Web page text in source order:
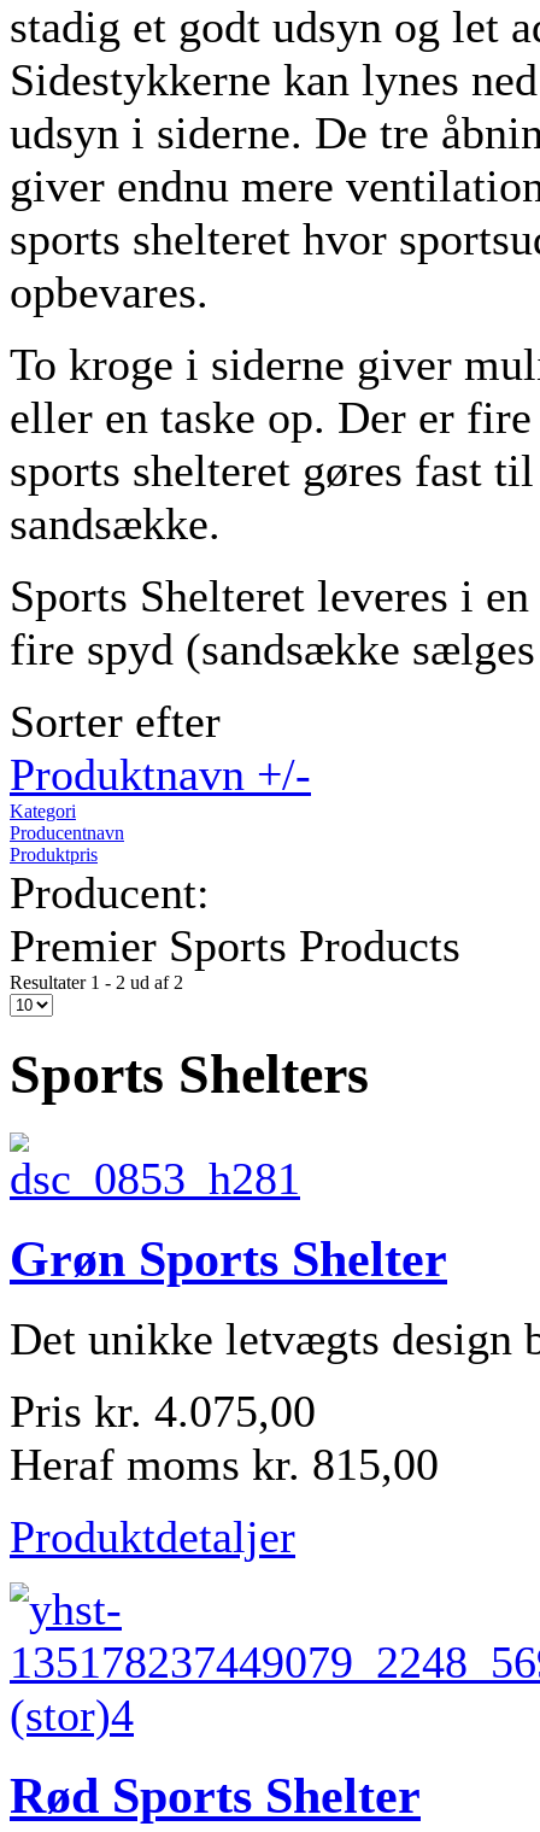
stadig et godt udsyn og let
Sidestykkerne kan lynes
udsyn i siderne. De tre
giver endnu mere
sports shelteret hvor
opbevares.
To kroge i siderne giver
eller en taske op. Der er
sports shelteret gøres fast
sandsække.
Sports Shelteret leveres i
fire spyd (sandsække
Sorter efter
Produktnavn +/-
Kategori
Producentnavn
Produktpris
Producent:
Premier Sports Products
Resultater 1 - 2 ud af 2
Sports Shelters
Grøn Sports Shelter
Det unikke letvægts design
Pris kr. 4.075,00
Heraf moms kr. 815,00
Produktdetaljer
Rød Sports Shelter